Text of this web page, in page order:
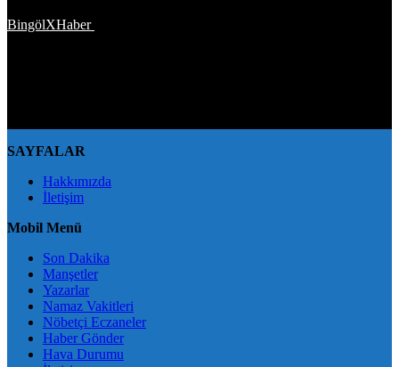
BingölXHaber
SAYFALAR
Hakkımızda
İletişim
Mobil Menü
Son Dakika
Manşetler
Yazarlar
Namaz Vakitleri
Nöbetçi Eczaneler
Haber Gönder
Hava Durumu